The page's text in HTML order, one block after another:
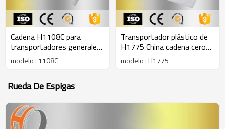
Cadena H1108C para
transportadores generales
del equipo industrial general
del equipo industrial
modelo : 1108C
Transportador plástico de
H1775 China cadena cero
de la brecha
modelo : H1775
Rueda De Espigas